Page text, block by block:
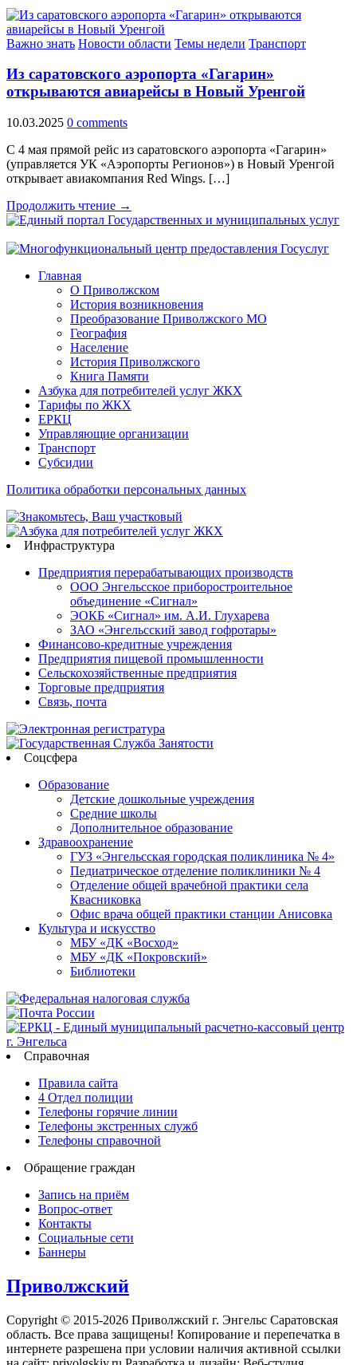
Важно знать Новости области Темы недели Транспорт
Из саратовского аэропорта «Гагарин»
открываются авиарейсы в Новый Уренгой
10.03.2025 0 comments
С 4 мая прямой рейс из саратовского аэропорта «Гагарин»
(управляется УК «Аэропорты Регионов») в Новый Уренгой
открывает авиакомпания Red Wings. […]
Продолжить чтение →
Главная
О Приволжском
История возникновения
Преобразование Приволжского МО
География
Население
История Приволжского
Книга Памяти
Азбука для потребителей услуг ЖКХ
Тарифы по ЖКХ
ЕРКЦ
Управляющие организации
Транспорт
Субсидии
Политика обработки персональных данных
Инфраструктура
Предприятия перерабатывающих производств
ООО Энгельсское приборостроительное
объединение «Сигнал»
ЭОКБ «Сигнал» им. А.И. Глухарева
ЗАО «Энгельсский завод гофротары»
Финансово-кредитные учреждения
Предприятия пищевой промышленности
Сельскохозяйственные предприятия
Торговые предприятия
Связь, почта
Соцсфера
Образование
Детские дошкольные учреждения
Средние школы
Дополнительное образование
Здравоохранение
ГУЗ «Энгельсская городская поликлиника № 4»
Педиатрическое отделение поликлиники № 4
Отделение общей врачебной практики села
Квасниковка
Офис врача общей практики станции Анисовка
Культура и искусство
МБУ «ДК «Восход»
МБУ «ДК «Покровский»
Библиотеки
Справочная
Правила сайта
4 Отдел полиции
Телефоны горячие линии
Телефоны экстренных служб
Телефоны справочной
Обращение граждан
Запись на приём
Вопрос-ответ
Контакты
Социальные сети
Баннеры
Приволжский
Copyright © 2015-2026 Приволжский г. Энгельс Саратовская
область. Все права защищены! Копирование и перепечатка в
интернете разрешена при условии наличия активной ссылки